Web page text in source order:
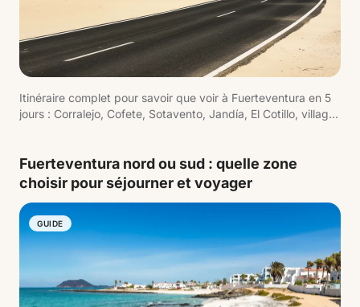
Itinéraire complet pour savoir que voir à Fuerteventura en 5
jours : Corralejo, Cofete, Sotavento, Jandía, El Cotillo, villages
Fuerteventura nord ou sud : quelle zone
choisir pour séjourner et voyager
GUIDE